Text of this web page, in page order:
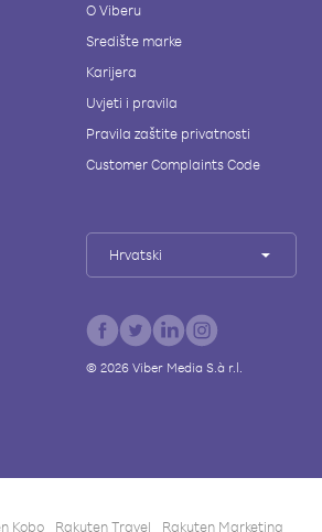
O Viberu
Središte marke
Karijera
Uvjeti i pravila
Pravila zaštite privatnosti
Customer Complaints Code
Hrvatski
© 2026Viber Media S.à r.l.
Kobo Rakuten Travel Rakuten Marketing